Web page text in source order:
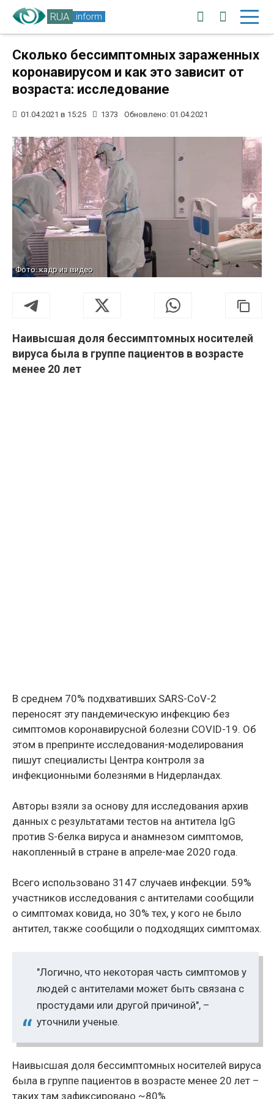
RUA inform
Сколько бессимптомных зараженных
коронавирусом и как это зависит от
возраста: исследование
01.04.2021 в 15:25 1373 Обновлено: 01.04.2021
Фото: кадр из видео
Наивысшая доля бессимптомных носителей
вируса была в группе пациентов в возрасте
менее 20 лет
В среднем 70% подхвативших SARS-CoV-2
переносят эту пандемическую инфекцию без
симптомов коронавирусной болезни COVID-19. Об
этом в препринте исследования-моделирования
пишут специалисты Центра контроля за
инфекционными болезнями в Нидерландах.
Авторы взяли за основу для исследования архив
данных с результатами тестов на антитела IgG
против S-белка вируса и анамнезом симптомов,
накопленный в стране в апреле-мае 2020 года.
Всего использовано 3147 случаев инфекции. 59%
участников исследования с антителами сообщили
о симптомах ковида, но 30% тех, у кого не было
антител, также сообщили о подходящих симптомах.
"Логично, что некоторая часть симптомов у
людей с антителами может быть связана с
простудами или другой причиной", –
уточнили ученые.
Наивысшая доля бессимптомных носителей вируса
была в группе пациентов в возрасте менее 20 лет –
таких там зафиксировано ~80%.